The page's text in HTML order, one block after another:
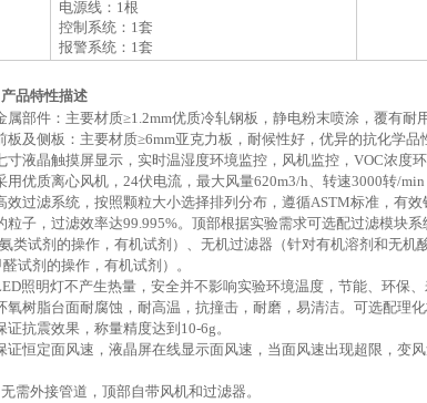
电源线： 1根
控制系统： 1套
报警系统： 1套
产品特性描述
属部件：主要材质≥1.2mm优质冷轧钢板，静电粉末喷涂，覆有
板及侧板：主要材质≥6mm亚克力板，耐候性好，优异的抗化学
寸液晶触摸屏显示，实时温湿度环境监控，风机监控，VOC浓度
用优质离心风机， 24伏电流，最大风量620m3/h、转速3000转/
效过滤系统，按照颗粒大小选择排列分布，遵循ASTM标准，有效
粒子，过滤效率达99.995%。 顶部根据实验需求可选配过滤模块系
类试剂的操作，有机试剂）、无机过滤器（针对有机溶剂和无机
试剂的操作，有机试剂）。
照明灯不产生热量，安全并不影响实验环境温度，节能、环保、
氧树脂台面耐腐蚀，耐高温，抗撞击，耐磨，易清洁。可选配理化
证抗震效果，称量精度达到10-6g。
证恒定面风速，液晶屏在线显示面风速， 当面风速出现超限，变
需外接管道，顶部自带风机和过滤器。